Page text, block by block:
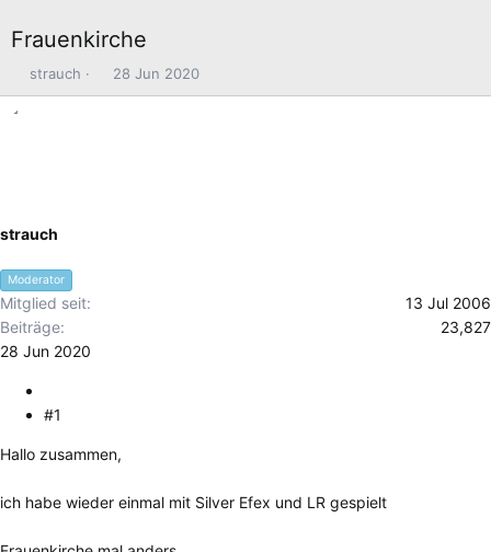
Frauenkirche
E
r
strauch
E
r
28 Jun 2020
strauch
Moderator
Mitglied seit
13 Jul 2006
Beiträge
23,827
28 Jun 2020
#1
Hallo zusammen,
ich habe wieder einmal mit Silver Efex und LR gespielt